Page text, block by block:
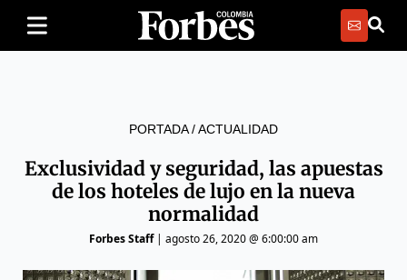
PORTADA/ACTUALIDAD
Exclusividad y seguridad, las apuestas
de los hoteles de lujo en la nueva
normalidad
Forbes Staff| agosto 26, 2020 @ 6:00:00 am